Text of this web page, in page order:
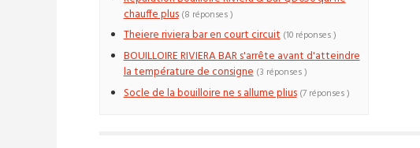
chauffe plus (8 réponses )
Theiere riviera bar en court circuit (10 réponses )
BOUILLOIRE RIVIERA BAR s'arrête avant d'atteindre
la température de consigne (3 réponses )
Socle de la bouilloire ne s allume plius (7 réponses )